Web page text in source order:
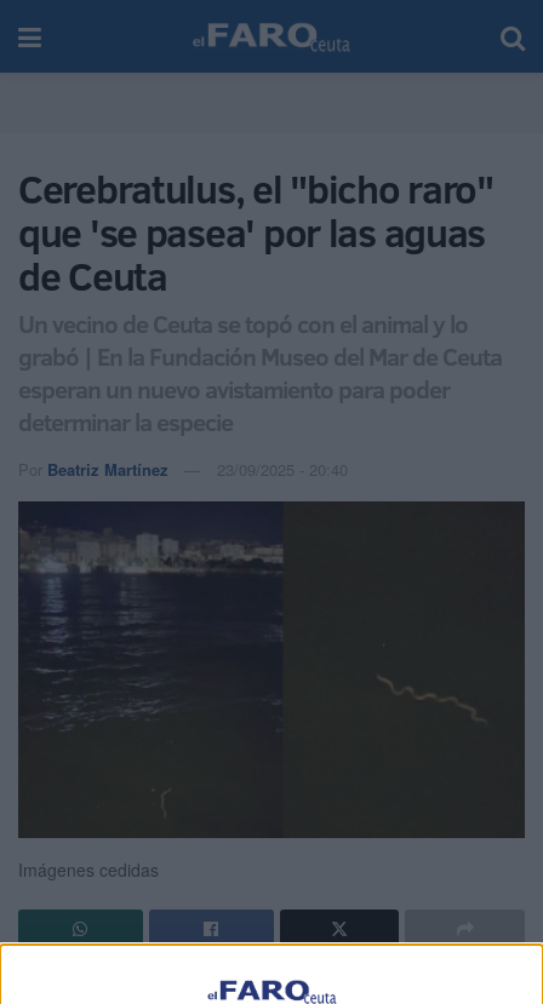
Cerebratulus, el "bicho raro"
que 'se pasea' por las aguas
de Ceuta
Un vecino de Ceuta se topó con el animal y lo
grabó | En la Fundación Museo del Mar de Ceuta
esperan un nuevo avistamiento para poder
determinar la especie
Por Beatriz Martínez 23/09/2025 - 20:40
Imágenes cedidas
en las aguas de Ceuta